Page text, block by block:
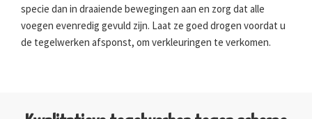
specie dan in draaiende bewegingen aan en zorg dat alle
voegen evenredig gevuld zijn. Laat ze goed drogen voordat u
de tegelwerken afsponst, om verkleuringen te verkomen.